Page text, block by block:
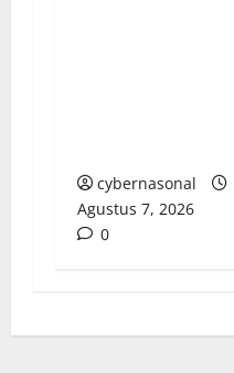
cybernasonal
Agustus 7, 2026
0